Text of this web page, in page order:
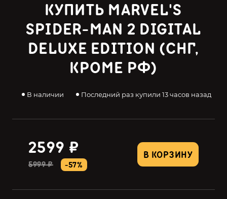
КУПИТЬ MARVEL'S
SPIDER-MAN 2 DIGITAL
DELUXE EDITION (СНГ,
КРОМЕ РФ)
В наличии Последний раз купили 13 часов назад
В КОРЗИНУ
2599 ₽
5999 ₽ -57%